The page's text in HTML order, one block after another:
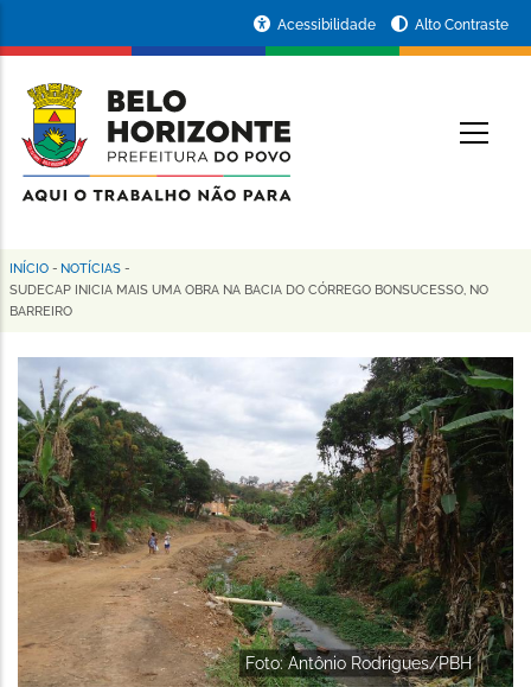
conteúdo
principal
da
Prefeitura
de
Horizonte
Acessibilidade Alto Contraste
Trilha
de
navegação
INÍCIO - NOTÍCIAS -
SUDECAP INICIA MAIS UMA OBRA NA BACIA DO CÓRREGO BONSUCESSO, NO
BARREIRO
Foto: Antônio Rodrigues/PBH